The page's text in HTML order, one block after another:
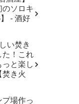
のソロキ
- 酒好
い焚き
た！これ
っと楽し
焚き火
プ場作っ